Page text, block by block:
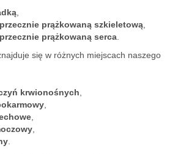
prążkowaną szkieletową
prążkowaną serca
się w różnych miejscach naszego
krwionośnych